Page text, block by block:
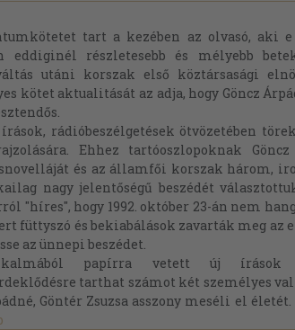
tart a kezében az olvasó, aki
eddiginél részletesebb és mélyebb
utáni korszak első köztársasági
kötet aktualitását az adja, hogy Göncz
rádióbeszélgetések ötvözetében
Ehhez tartóoszlopoknak Göncz
és az államfői korszak három,
nagy jelentőségű beszédét
"híres", hogy 1992. október 23-án nem
füttyszó és bekiabálások zavarták meg az
az ünnepi beszédet.
papírra vetett új írások
tarthat számot két személyes
Göntér Zsuzsa asszony meséli el életét.